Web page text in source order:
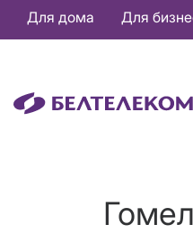
Основная
навигация
Для дома Для